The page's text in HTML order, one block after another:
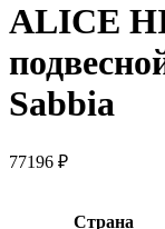
ALICE
Sabbia
77196 ₽
Страна